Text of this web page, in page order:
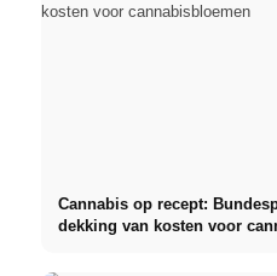
Cannabis op recept:
dekking van kosten voor